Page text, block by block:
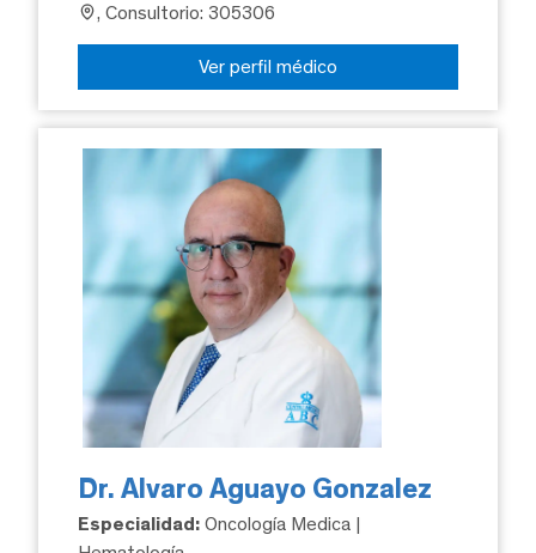
, Consultorio: 305306
Ver perfil médico
Dr. Alvaro Aguayo Gonzalez
Especialidad: Oncología Medica |